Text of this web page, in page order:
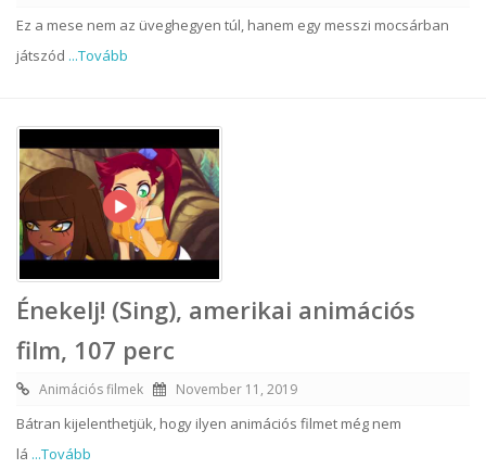
Ez a mese nem az üveghegyen túl, hanem egy messzi mocsárban
játszód ...Tovább
Énekelj! (Sing), amerikai animációs
film, 107 perc
Animációs filmek November 11, 2019
Bátran kijelenthetjük, hogy ilyen animációs filmet még nem
lá ...Tovább